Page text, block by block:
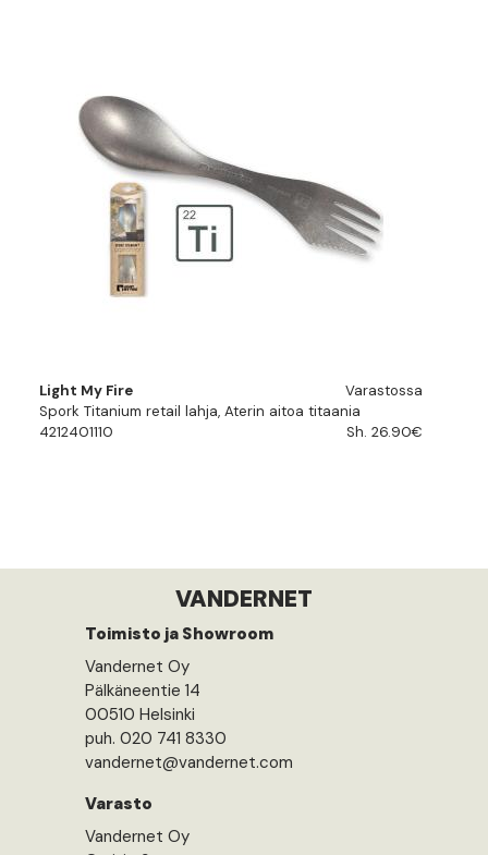
Light My Fire
Varastossa
Spork Titanium retail lahja, Aterin aitoa titaania
4212401110
Sh. 26.90€
VANDERNET
Toimisto ja Showroom
Vandernet Oy
Pälkäneentie 14
00510 Helsinki
puh. 020 741 8330
vandernet@vandernet.com
Varasto
Vandernet Oy